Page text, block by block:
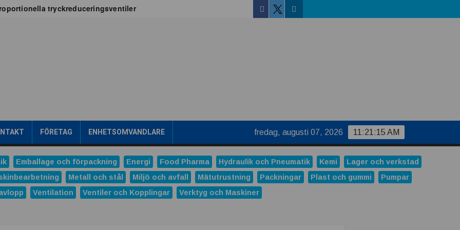
tryckreduceringsventiler
prestigefyllt pris för industriellt monteringsverktyg
och Hydro tecknar långsiktigt avtal
nästa generations industriella HMI-lösningar
Facebook
TwitterLinkedin
FÖRETAG ENHETSOMVANDLARE 11:21:16 AM
fredag, augusti 07, 2026
Emballage och förpackning Energi Food Pharma Hydraulik och Pneumatik Kemi
Lager och verkstad
Metall och stål Miljö och avfall Mätutrustning Packningar Plast och gummi
Pumpar
Ventilation Ventiler och Kopplingar Verktyg och Maskiner